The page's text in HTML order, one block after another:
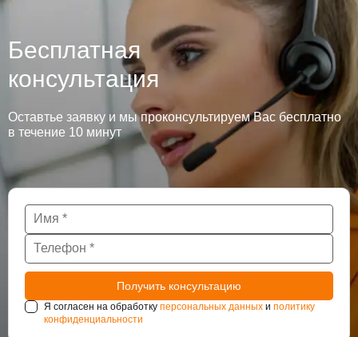
Бесплатная
консультация
Оставтье заявку и мы проконсультируем Вас бесплатно
в течение 10 минут
Я согласен на обработку персональных данных и политику
конфиденциальности